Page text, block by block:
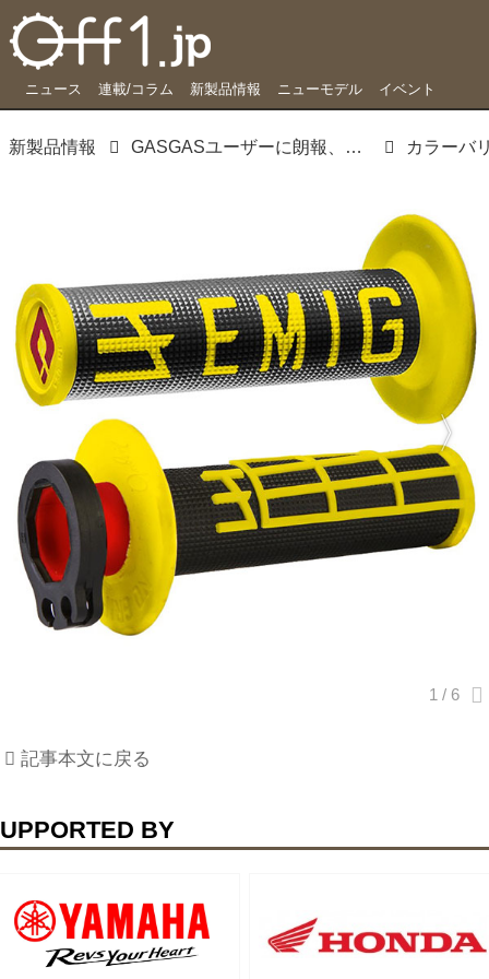
ニュース 連載/コラム 新製品情報 ニューモデル イベント
新製品情報 GASGASユーザーに朗報、ODIグリップが適合追加に カラーバ
記事本文に戻る
BY